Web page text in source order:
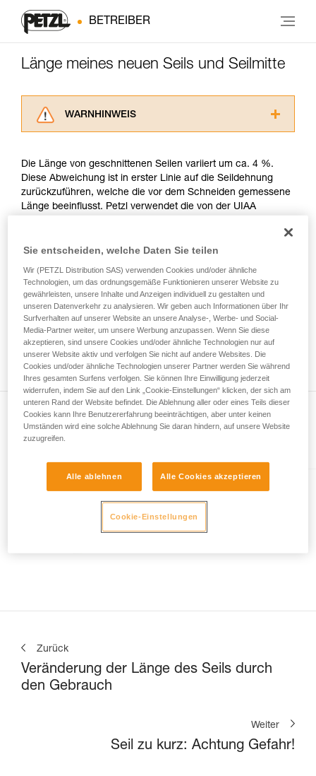
BETREIBER
Länge meines neuen Seils und Seilmitte
WARNHINWEIS
aufmerksam durch, bevor Sie diesen zu Rate
ziehen. Um diese Zusatzinformationen
verstehen zu können, müssen Sie zuerst die in
der Gebrauchsanweisung enthaltenen
entsprechende Ausbildung und ein spezielles
Training voraus. Prüfen Sie zusammen mit
einem Profi, ob Sie in der Lage sind, den
Vorgang alleine sicher zu wiederholen, bevor
Sie ihn eigenständig durchführen.
Wir geben Beispiele für die mit Ihrer Aktivität
verbundenen Techniken. Möglicherweise gibt es
noch andere Techniken, die hier nicht
beschrieben werden.
Die Länge von geschnittenen Seilen variiert um ca. 4 %.
Diese Abweichung ist in erster Linie auf die Seildehnung
zurückzuführen, welche die vor dem Schneiden gemessene
Länge beeinflusst. Petzl verwendet die von der UIAA
Petzl garantiert bei neuen Seilen mindestens die
angegebene Länge. So beträgt beispielsweise die Länge
eines neuen Petzl-Seils von 50 Metern mindestens 50 und
höchstens 52 Meter. Ein anderes Beispiel, ein neues Petzl-
Seil von 70 Meter Länge ist mindestens 70 Meter und
höchstens 73 Meter lang. Desgleichen können Sie bei der
Seilmittenmarkierung eine Abweichung von 1,2 m zwischen
den beiden Enden Ihres Seils feststellen.
Im Artikel erklärt
CONTACT® 9.8 mm
Dynamikseil von 9,8 mm
Durchmesser zum Klettern und
Zurück
Veränderung der Länge des Seils durch
den Gebrauch
Weiter
Seil zu kurz: Achtung Gefahr!
Sie entscheiden, welche Daten Sie teilen
Wir (PETZL Distribution SAS) verwenden Cookies und/oder ähnliche
Technologien, um das ordnungsgemäße Funktionieren unserer Website zu
gewährleisten, unsere Inhalte und Anzeigen individuell zu gestalten und
unseren Datenverkehr zu analysieren. Wir geben auch Informationen über Ihr
Surfverhalten auf unserer Website an unsere Analyse-, Werbe- und Social-
Media-Partner weiter, um unsere Werbung anzupassen. Wenn Sie diese
akzeptieren, sind unsere Cookies und/oder ähnliche Technologien nur auf
unserer Website aktiv und verfolgen Sie nicht auf andere Websites. Die
Cookies und/oder ähnliche Technologien unserer Partner werden Sie während
Ihres gesamten Surfens verfolgen. Sie können Ihre Einwilligung jederzeit
widerrufen, indem Sie auf den Link „Cookie-Einstellungen“ klicken, der sich am
unteren Rand der Website befindet. Die Ablehnung aller oder eines Teils dieser
Cookies kann Ihre Benutzererfahrung beeinträchtigen, aber unter keinen
Umständen wird eine solche Ablehnung Sie daran hindern, auf unsere Website
zuzugreifen.
Alle ablehnen Alle Cookies akzeptieren
Cookie-Einstellungen